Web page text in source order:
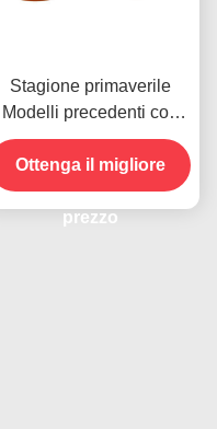
Stagione primaverile
Modelli precedenti con
resistenza all'umidità e
resistenza alla buccia
2.5N/25mm
Ottenga il migliore
prezzo